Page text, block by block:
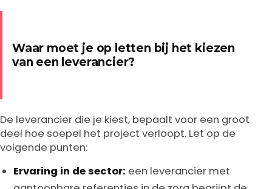
Waar moet je op letten bij het kiezen
van een leverancier?
De leverancier die je kiest, bepaalt voor een groot
deel hoe soepel het project verloopt. Let op de
volgende punten:
Ervaring in de sector: een leverancier met